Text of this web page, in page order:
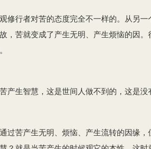
修行者对苦的态度完全不一样的。从另
，苦就变成了产生无明、产生烦恼的因
产生智慧，这是世间人做不到的，这是没
过苦产生无明、烦恼、产生流转的因缘